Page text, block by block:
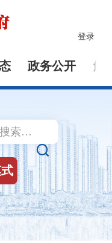
登录
政务公开 解
